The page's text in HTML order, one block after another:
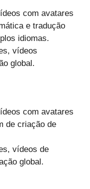
com avatares
e tradução
idiomas.
vídeos
global.
com avatares
de criação de
vídeos de
global.